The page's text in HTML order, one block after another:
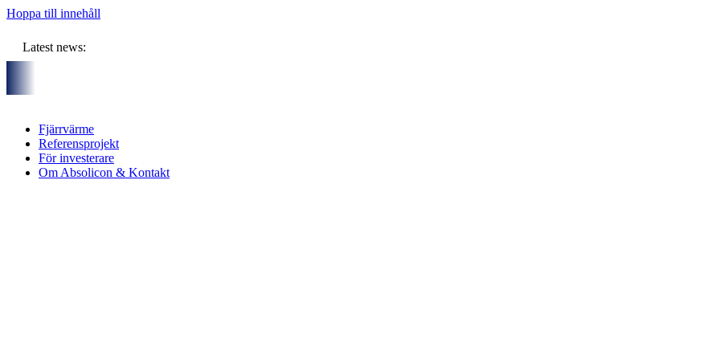
Hoppa till innehåll
Latest news:
Fjärrvärme
Referensprojekt
För investerare
Om Absolicon & Kontakt